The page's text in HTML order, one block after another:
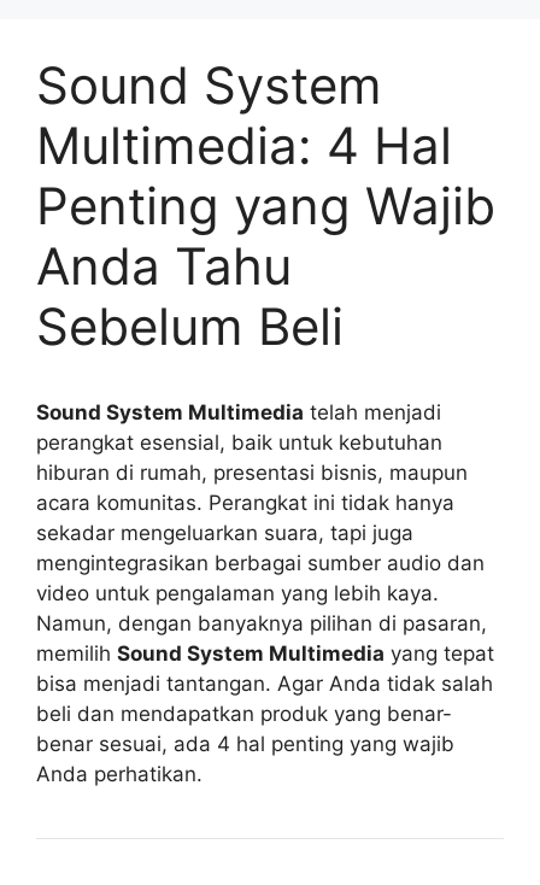
Sound System
Multimedia: 4 Hal
Penting yang Wajib
Anda Tahu
Sebelum Beli
Sound System Multimedia telah menjadi
perangkat esensial, baik untuk kebutuhan
hiburan di rumah, presentasi bisnis, maupun
acara komunitas. Perangkat ini tidak hanya
sekadar mengeluarkan suara, tapi juga
mengintegrasikan berbagai sumber audio dan
video untuk pengalaman yang lebih kaya.
Namun, dengan banyaknya pilihan di pasaran,
memilih Sound System Multimedia yang tepat
bisa menjadi tantangan. Agar Anda tidak salah
beli dan mendapatkan produk yang benar-
benar sesuai, ada 4 hal penting yang wajib
Anda perhatikan.